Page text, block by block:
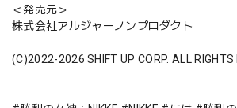
＜発売元＞
株式会社アルジャーノンプロダクト
(C)2022-2026 SHIFT UP CORP. ALL RIGHTS